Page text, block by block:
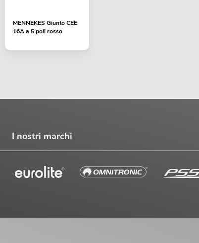
MENNEKES Giunto CEE
16A a 5 poli rosso
I nostri marchi